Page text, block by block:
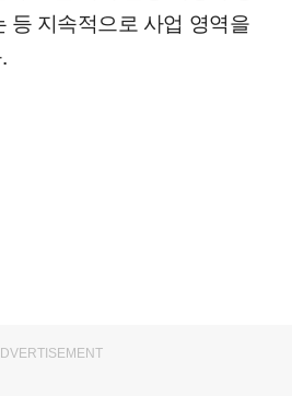
등 지속적으로 사업 영역을